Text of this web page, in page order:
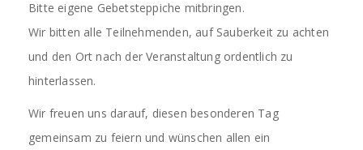
Bitte eigene Gebetsteppiche mitbringen.
Wir bitten alle Teilnehmenden, auf Sauberkeit zu achten
und den Ort nach der Veranstaltung ordentlich zu
hinterlassen.
Wir freuen uns darauf, diesen besonderen Tag
gemeinsam zu feiern und wünschen allen ein